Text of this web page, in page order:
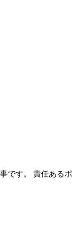
です。 責任あるポ